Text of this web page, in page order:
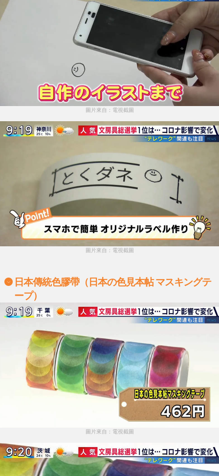
圖片來自：電視截圖
圖片來自：電視截圖
日本傳統色膠帶（日本の色見本帖 マスキングテ
ープ）
圖片來自：電視截圖